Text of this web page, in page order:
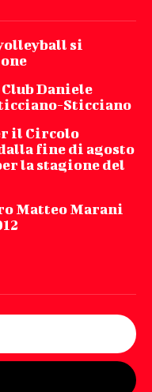
si
Daniele
Sticciano
il Circolo
fine di agosto
la stagione del
Matteo Marani